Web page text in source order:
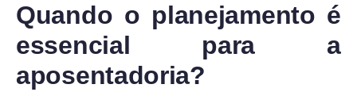
Quando o planejamento é
essencial para a
aposentadoria?